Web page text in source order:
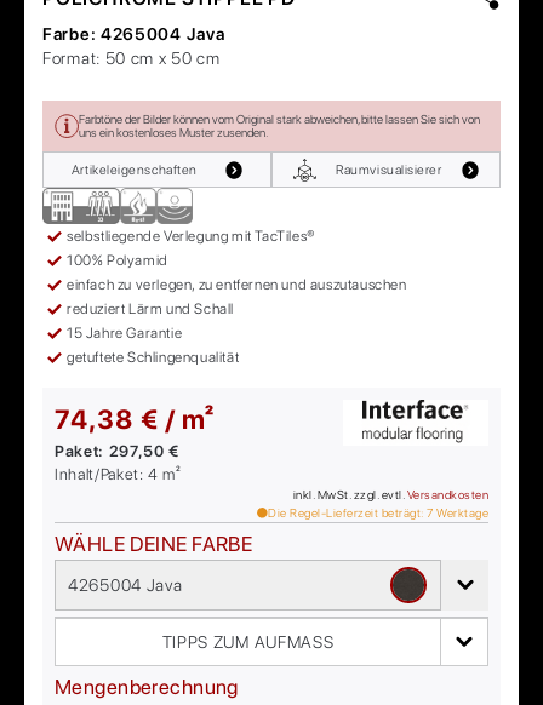
Farbe: 4265004 Java
Format: 50 cm x 50 cm
Farbtöne der Bilder können vom Original stark abweichen, bitte lassen Sie sich von
uns ein kostenloses Muster zusenden.
Artikeleigenschaften Raumvisualisierer
selbstliegende Verlegung mit TacTiles®
100% Polyamid
einfach zu verlegen, zu entfernen und auszutauschen
reduziert Lärm und Schall
15 Jahre Garantie
getuftete Schlingenqualität
74,38 € / m²
Paket: 297,50 €
Inhalt/Paket:4 m²
inkl. MwSt. zzgl. evtl. Versandkosten
Die Regel-Lieferzeit beträgt: 7 Werktage
WÄHLE DEINE FARBE
4265004 Java
TIPPS ZUM AUFMASS
Mengenberechnung